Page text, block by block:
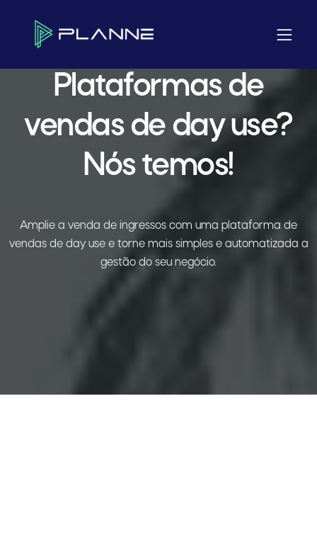
Home
Plataformas de
vendas de day use?
Nós temos!
Amplie a venda de ingressos com uma plataforma de
vendas de day use e torne mais simples e automatizada a
gestão do seu negócio.